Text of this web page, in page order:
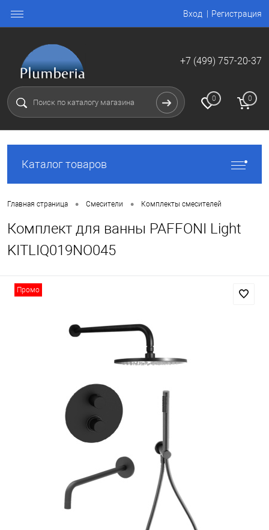
Вход Регистрация
+7 (499) 757-20-37
0 0
Каталог товаров
Главная страница • Смесители • Комплекты смесителей
Комплект для ванны PAFFONI Light
KITLIQ019NO045
Промо